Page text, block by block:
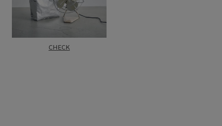
CHECK